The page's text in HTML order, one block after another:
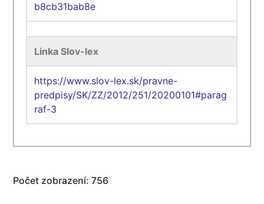
b8cb31bab8e
Linka Slov-lex
https://www.slov-lex.sk/pravne-
predpisy/SK/ZZ/2012/251/20200101#parag
raf-3
Počet zobrazení: 756